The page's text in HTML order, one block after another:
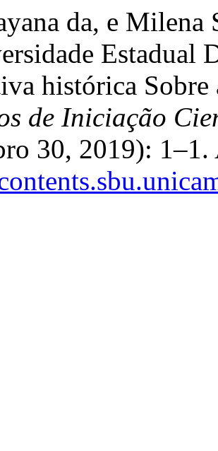
da, e Milena
Estadual
histórica
de Iniciação
30, 2019): 1–1.